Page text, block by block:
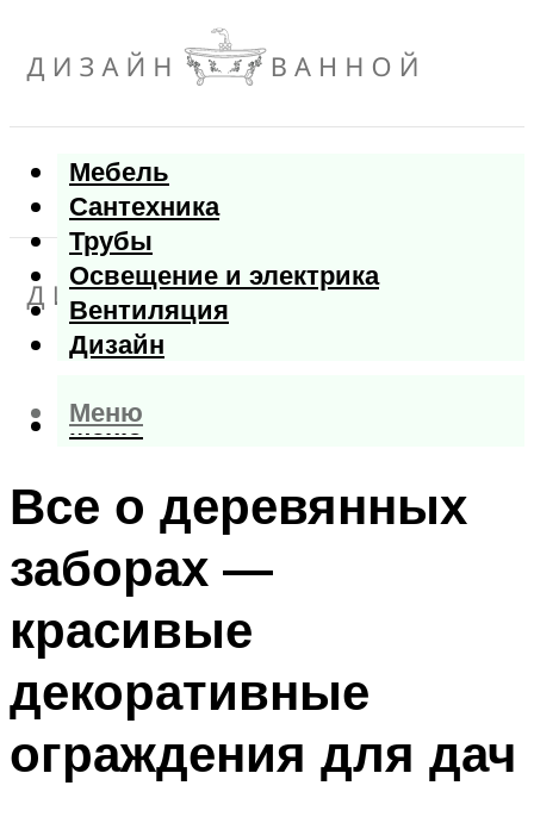
Мебель
Сантехника
Трубы
Освещение и электрика
Вентиляция
Дизайн
Меню
Меню
Все о деревянных
заборах —
красивые
декоративные
ограждения для дач